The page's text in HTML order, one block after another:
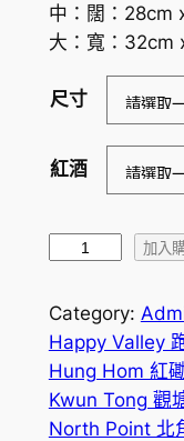
中：闊：28cm
大：寬：32cm
尺寸
紅酒
水
果
籃
數
量
加入
Category:
Happy Valley
Hung Hom 紅
Kwun Tong 觀
North Point 北